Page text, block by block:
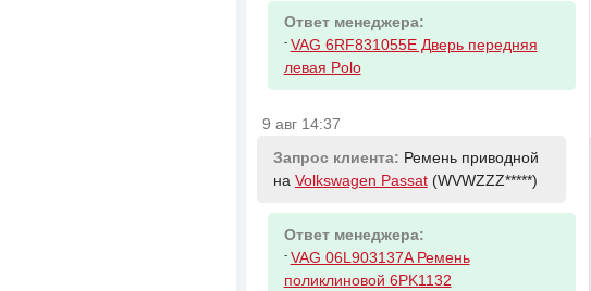
Ответ менеджера:
- VAG 6RF831055E Дверь передняя
левая Polo
9 авг 14:37
Запрос клиента: Ремень приводной
на Volkswagen Passat(WVWZZZ*****)
Ответ менеджера:
- VAG 06L903137A Ремень
поликлиновой 6PK1132